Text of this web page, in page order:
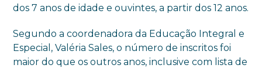
dos 7 anos de idade e ouvintes, a partir dos 12 anos.
Segundo a coordenadora da Educação Integral e
Especial, Valéria Sales, o número de inscritos foi
maior do que os outros anos, inclusive com lista de